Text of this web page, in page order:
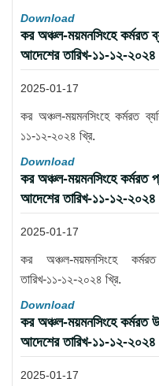
Download
কর অঞ্চল-ময়মনসিংহে কর্মরত
আদেশের তারিখ-১১-১২-২০২৪
2025-01-17
কর অঞ্চল-ময়মনসিংহে কর্মরত
১১-১২-২০২৪ খ্রি.
Download
কর অঞ্চল-ময়মনসিংহে কর্মরত
আদেশের তারিখ-১১-১২-২০২৪
2025-01-17
কর অঞ্চল-ময়মনসিংহে
তারিখ-১১-১২-২০২৪ খ্রি.
Download
কর অঞ্চল-ময়মনসিংহে কর্মরত
আদেশের তারিখ-১১-১২-২০২৪
2025-01-17